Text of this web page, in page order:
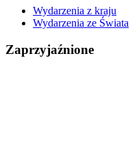
Wydarzenia z kraju
Wydarzenia ze Świata
Zaprzyjaźnione